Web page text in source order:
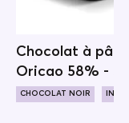
Chocolat à
Oricao 58% -
CHOCOLAT NOIR